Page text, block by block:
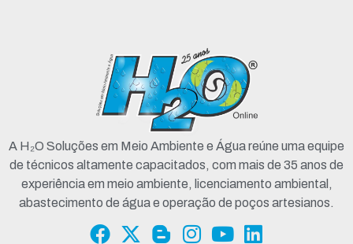
A H₂O Soluções em Meio Ambiente e Água reúne uma equipe
de técnicos altamente capacitados, com mais de 35 anos de
experiência em meio ambiente, licenciamento ambiental,
abastecimento de água e operação de poços artesianos.